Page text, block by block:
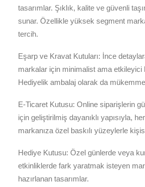
tasarımlar. Şıklık, kalite ve güvenli
sunar. Özellikle yüksek segment
tercih.
Eşarp ve Kravat Kutuları: İnce
markalar için minimalist ama etkileyici
Hediyelik ambalaj olarak da
E-Ticaret Kutusu: Online siparişlerin
için geliştirilmiş dayanıklı yapısıyla,
markanıza özel baskılı yüzeylerle
Hediye Kutusu: Özel günlerde veya
etkinliklerde fark yaratmak isteyen
hazırlanan tasarımlar.